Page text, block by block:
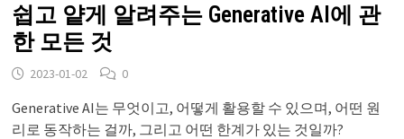
쉽고 얕게 알려주는 Generative AI에 관
한 모든 것
2023-01-02 0
Generative AI는 무엇이고, 어떻게 활용할 수 있으며, 어떤 원
리로 동작하는 걸까, 그리고 어떤 한계가 있는 것일까?